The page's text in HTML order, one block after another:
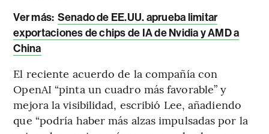
Ver más: Senado de EE.UU. aprueba limitar
exportaciones de chips de IA de Nvidia y AMD a
China
El reciente acuerdo de la compañía con
OpenAI “pinta un cuadro más favorable” y
mejora la visibilidad, escribió Lee, añadiendo
que “podría haber más alzas impulsadas por la